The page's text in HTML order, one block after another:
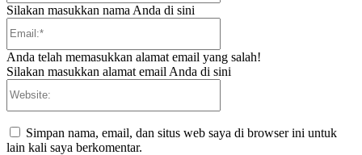
Silakan masukkan nama Anda di sini
Anda telah memasukkan alamat email yang salah!
Silakan masukkan alamat email Anda di sini
Simpan nama, email, dan situs web saya di browser ini untuk
lain kali saya berkomentar.